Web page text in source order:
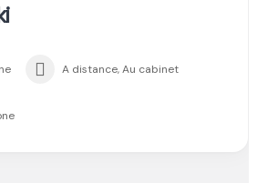
A distance, Au cabinet